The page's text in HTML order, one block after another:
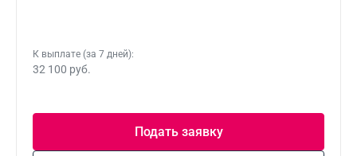
К выплате (за 7 дней):
32 100 руб.
Подать заявку